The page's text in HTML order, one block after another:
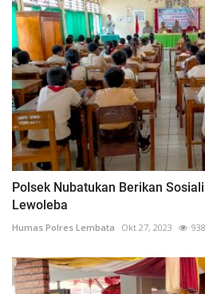
Polsek Nubatukan Berikan
Lewoleba
Humas Polres Lembata Okt 27, 2023 938